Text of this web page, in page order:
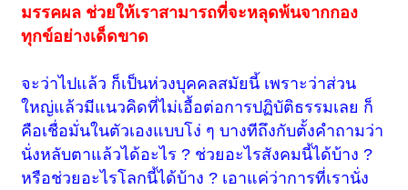
มรรคผล ช่วยให้เราสามารถที่จะหลุดพ้นจากกอง
ทุกข์อย่างเด็ดขาด
จะว่าไปแล้ว ก็เป็นห่วงบุคคลสมัยนี้ เพราะว่าส่วน
ใหญ่แล้วมีแนวคิดที่ไม่เอื้อต่อการปฏิบัติธรรมเลย ก็
คือเชื่อมั่นในตัวเองแบบโง่ ๆ บางทีถึงกับตั้งคำถามว่า
นั่งหลับตาแล้วได้อะไร ? ช่วยอะไรสังคมนี้ได้บ้าง ?
หรือช่วยอะไรโลกนี้ได้บ้าง ? เอาแค่ว่าการที่เรานั่ง